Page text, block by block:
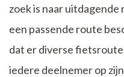
zoek is naar uitdagende
een passende route
dat er diverse
iedere deelnemer op